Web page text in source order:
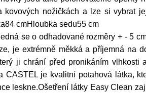
nožičkách a lze si vybrat
cmHloubka sedu55 cm
se o odhadované rozměry + - 5
je extrémně měkká a příjemná na
ji chrání před pronikáním vlhkosti
CASTEL je kvalitní potahová látka,
leskne.Ošetření látky Easy Clean